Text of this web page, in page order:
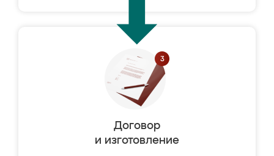
Договор
и изготовление